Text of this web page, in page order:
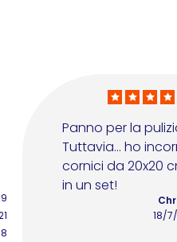
8
Panno per la
Tuttavia… ho
cornici da 20x20
in un set!
18/